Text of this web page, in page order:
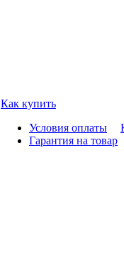
Как купить
Условия оплаты
Гарантия на товар